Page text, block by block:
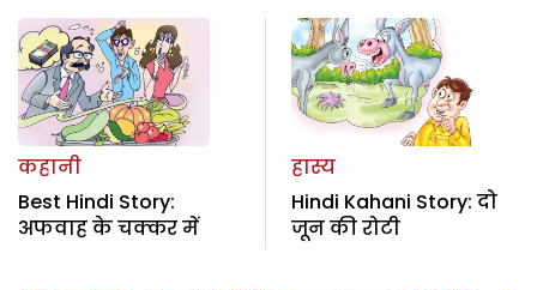
कहानी
Best Hindi Story:
अफवाह के चक्कर में
हास्य
Hindi Kahani Story: दो
जून की रोटी